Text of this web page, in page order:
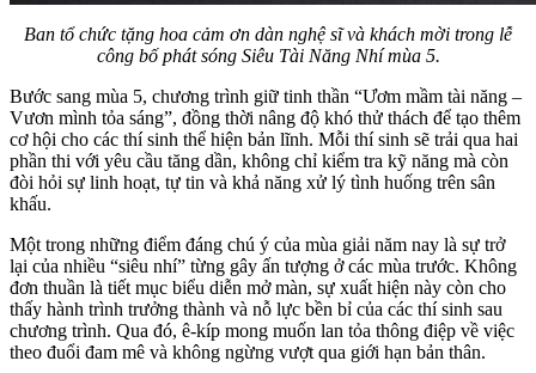
Ban tổ chức tặng hoa cảm ơn dàn nghệ sĩ và khách mời trong lễ
công bố phát sóng Siêu Tài Năng Nhí mùa 5.
Bước sang mùa 5, chương trình giữ tinh thần “Ươm mầm tài năng –
Vươn mình tỏa sáng”, đồng thời nâng độ khó thử thách để tạo thêm
cơ hội cho các thí sinh thể hiện bản lĩnh. Mỗi thí sinh sẽ trải qua hai
phần thi với yêu cầu tăng dần, không chỉ kiểm tra kỹ năng mà còn
đòi hỏi sự linh hoạt, tự tin và khả năng xử lý tình huống trên sân
khấu.
Một trong những điểm đáng chú ý của mùa giải năm nay là sự trở
lại của nhiều “siêu nhí” từng gây ấn tượng ở các mùa trước. Không
đơn thuần là tiết mục biểu diễn mở màn, sự xuất hiện này còn cho
thấy hành trình trưởng thành và nỗ lực bền bỉ của các thí sinh sau
chương trình. Qua đó, ê-kíp mong muốn lan tỏa thông điệp về việc
theo đuổi đam mê và không ngừng vượt qua giới hạn bản thân.